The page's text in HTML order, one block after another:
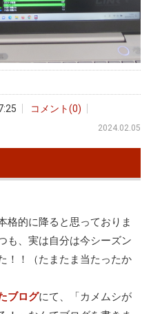
コメント(0)
2024.02.05
格的に降ると思っておりま
も、実は自分は今シーズン
！！（たまたま当たったか
ブログにて、「カメムシが